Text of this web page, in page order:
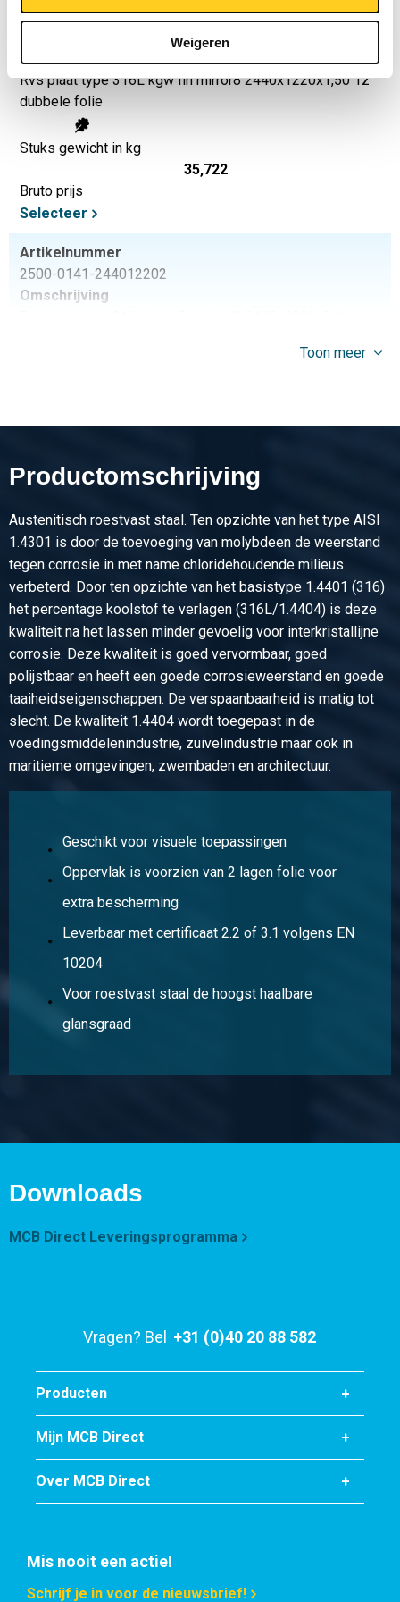
Weigeren
Artikelnummer
2500-0141-2440122015
Omschrijving
Rvs plaat type 316L kgw fin mirror8 2440x1220x1,50 1z
dubbele folie
Stuks gewicht in kg
35,722
Bruto prijs
Selecteer
Artikelnummer
2500-0141-244012202
Omschrijving
Bruto prijs
Toon meer
Productomschrijving
Austenitisch roestvast staal. Ten opzichte van het type AISI
1.4301 is door de toevoeging van molybdeen de weerstand
tegen corrosie in met name chloridehoudende milieus
verbeterd. Door ten opzichte van het basistype 1.4401 (316)
het percentage koolstof te verlagen (316L/1.4404) is deze
kwaliteit na het lassen minder gevoelig voor interkristallijne
corrosie. Deze kwaliteit is goed vervormbaar, goed
polijstbaar en heeft een goede corrosieweerstand en goede
taaiheidseigenschappen. De verspaanbaarheid is matig tot
slecht. De kwaliteit 1.4404 wordt toegepast in de
voedingsmiddelenindustrie, zuivelindustrie maar ook in
maritieme omgevingen, zwembaden en architectuur.
Geschikt voor visuele toepassingen
Oppervlak is voorzien van 2 lagen folie voor
extra bescherming
Leverbaar met certificaat 2.2 of 3.1 volgens EN
10204
Voor roestvast staal de hoogst haalbare
glansgraad
Downloads
MCB Direct Leveringsprogramma
Vragen? Bel +31 (0)40 20 88 582
Producten
Mijn MCB Direct
Over MCB Direct
Mis nooit een actie!
Schrijf je in voor de nieuwsbrief!